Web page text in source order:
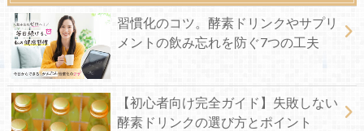
習慣化のコツ。酵素ドリンクやサプリ
メントの飲み忘れを防ぐ7つの工夫
【初心者向け完全ガイド】失敗しない
酵素ドリンクの選び方とポイント